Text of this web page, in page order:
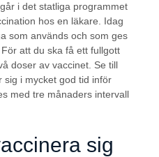
i det statliga programmet
hos en läkare. Idag
som används och som ges
att du ska få ett fullgott
doser av vaccinet. Se till
sig i mycket god tid inför
med tre månaders intervall
sig